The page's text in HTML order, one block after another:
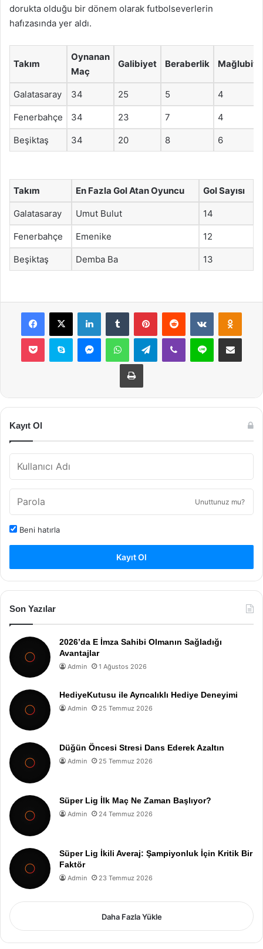
dorukta olduğu bir dönem olarak futbolseverlerin
hafızasında yer aldı.
Takım
Oynanan
Maç
Galibiyet Beraberlik
Galatasaray 34 25 5 4
Fenerbahçe 34 23 7 4
Beşiktaş 34 20 8 6
Takım En Fazla Gol Atan Oyuncu Gol Sayısı
Galatasaray Umut Bulut 14
Fenerbahçe Emenike 12
Beşiktaş Demba Ba 13
Facebook
X LinkedInTumblr PinterestReddit VKontakte
Pocket Skype MessengerWhatsAppTelegramViber Line E-Posta ile
Yazdır
Kayıt Ol
Unuttunuz mu?
Beni hatırla
Kayıt Ol
Son Yazılar
2026’da E İmza Sahibi Olmanın Sağladığı
Avantajlar
Admin 1 Ağustos 2026
HediyeKutusu ile Ayrıcalıklı Hediye Deneyimi
Admin 25 Temmuz 2026
Düğün Öncesi Stresi Dans Ederek Azaltın
Admin 25 Temmuz 2026
Süper Lig İlk Maç Ne Zaman Başlıyor?
Admin 24 Temmuz 2026
Süper Lig İkili Averaj: Şampiyonluk İçin Kritik Bir
Faktör
Admin 23 Temmuz 2026
Daha Fazla Yükle